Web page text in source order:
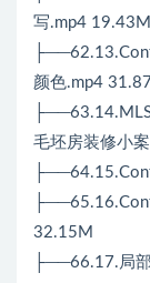
写.mp4 19.43M
颜色.mp4
毛坯房装修小
32.15M
├──66.17.局